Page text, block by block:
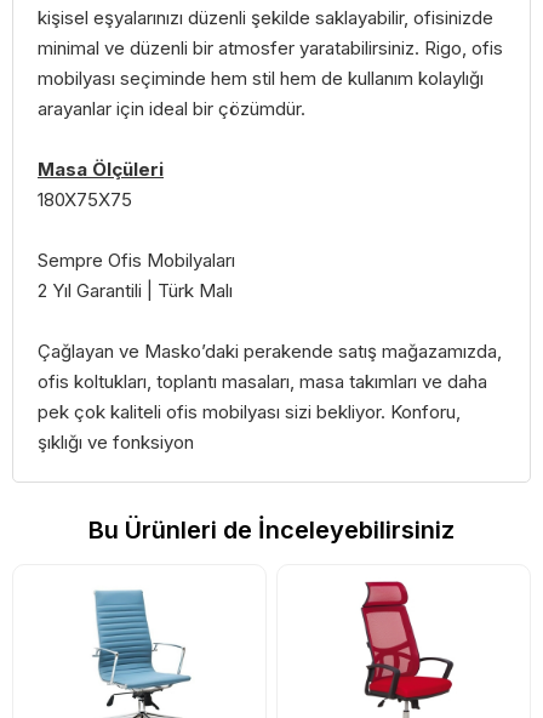
kişisel eşyalarınızı düzenli şekilde saklayabilir, ofisinizde
minimal ve düzenli bir atmosfer yaratabilirsiniz. Rigo, ofis
mobilyası seçiminde hem stil hem de kullanım kolaylığı
arayanlar için ideal bir çözümdür.
Masa Ölçüleri
180X75X75
Sempre Ofis Mobilyaları
2 Yıl Garantili | Türk Malı
Çağlayan ve Masko’daki perakende satış mağazamızda,
ofis koltukları, toplantı masaları, masa takımları ve daha
pek çok kaliteli ofis mobilyası sizi bekliyor. Konforu,
şıklığı ve fonksiyon
Bu Ürünleri de İnceleyebilirsiniz